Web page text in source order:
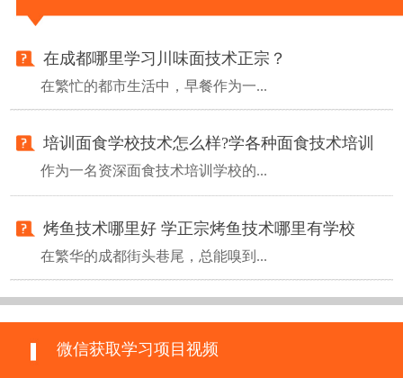
在成都哪里学习川味面技术正宗？
在繁忙的都市生活中，早餐作为一...
培训面食学校技术怎么样?学各种面食技术培训
作为一名资深面食技术培训学校的...
烤鱼技术哪里好 学正宗烤鱼技术哪里有学校
在繁华的成都街头巷尾，总能嗅到...
微信获取学习项目视频